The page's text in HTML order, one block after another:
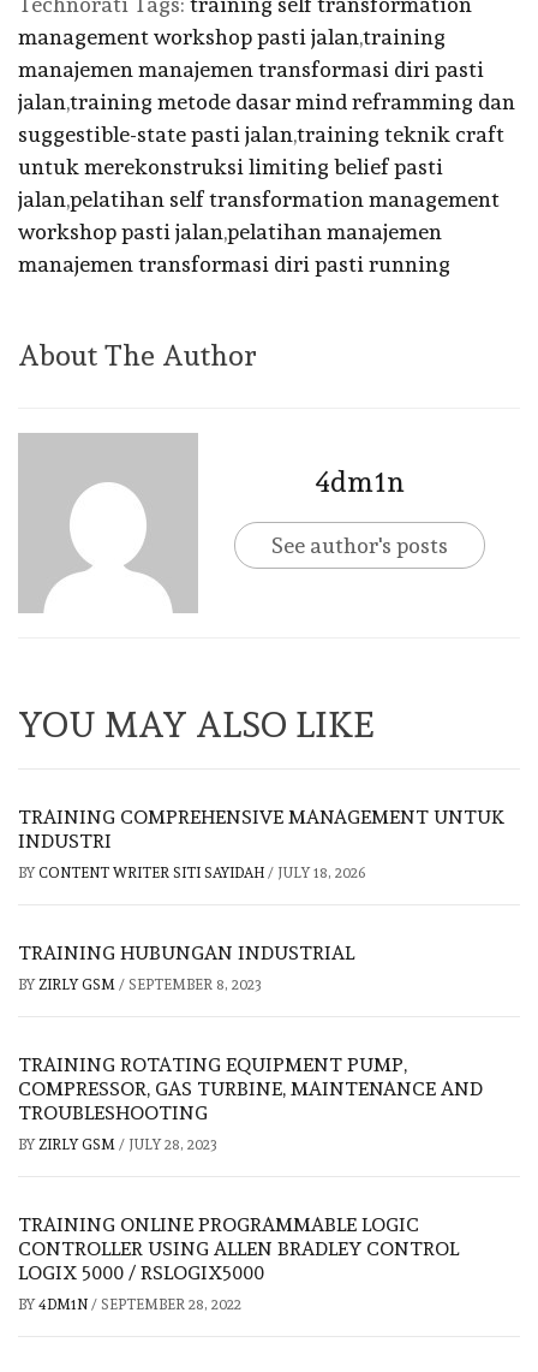
management workshop pasti jalan,training
manajemen manajemen transformasi diri pasti
jalan,training metode dasar mind reframming dan
suggestible-state pasti jalan,training teknik craft
untuk merekonstruksi limiting belief pasti
jalan,pelatihan self transformation management
workshop pasti jalan,pelatihan manajemen
manajemen transformasi diri pasti running
About The Author
4dm1n
See author's posts
YOU MAY ALSO LIKE
TRAINING COMPREHENSIVE MANAGEMENT UNTUK
INDUSTRI
BY CONTENT WRITER SITI SAYIDAH / JULY 18, 2026
TRAINING HUBUNGAN INDUSTRIAL
BY ZIRLY GSM / SEPTEMBER 8, 2023
TRAINING ROTATING EQUIPMENT PUMP,
COMPRESSOR, GAS TURBINE, MAINTENANCE AND
TROUBLESHOOTING
BY ZIRLY GSM / JULY 28, 2023
TRAINING ONLINE PROGRAMMABLE LOGIC
CONTROLLER USING ALLEN BRADLEY CONTROL
LOGIX 5000 / RSLOGIX5000
BY 4DM1N / SEPTEMBER 28, 2022